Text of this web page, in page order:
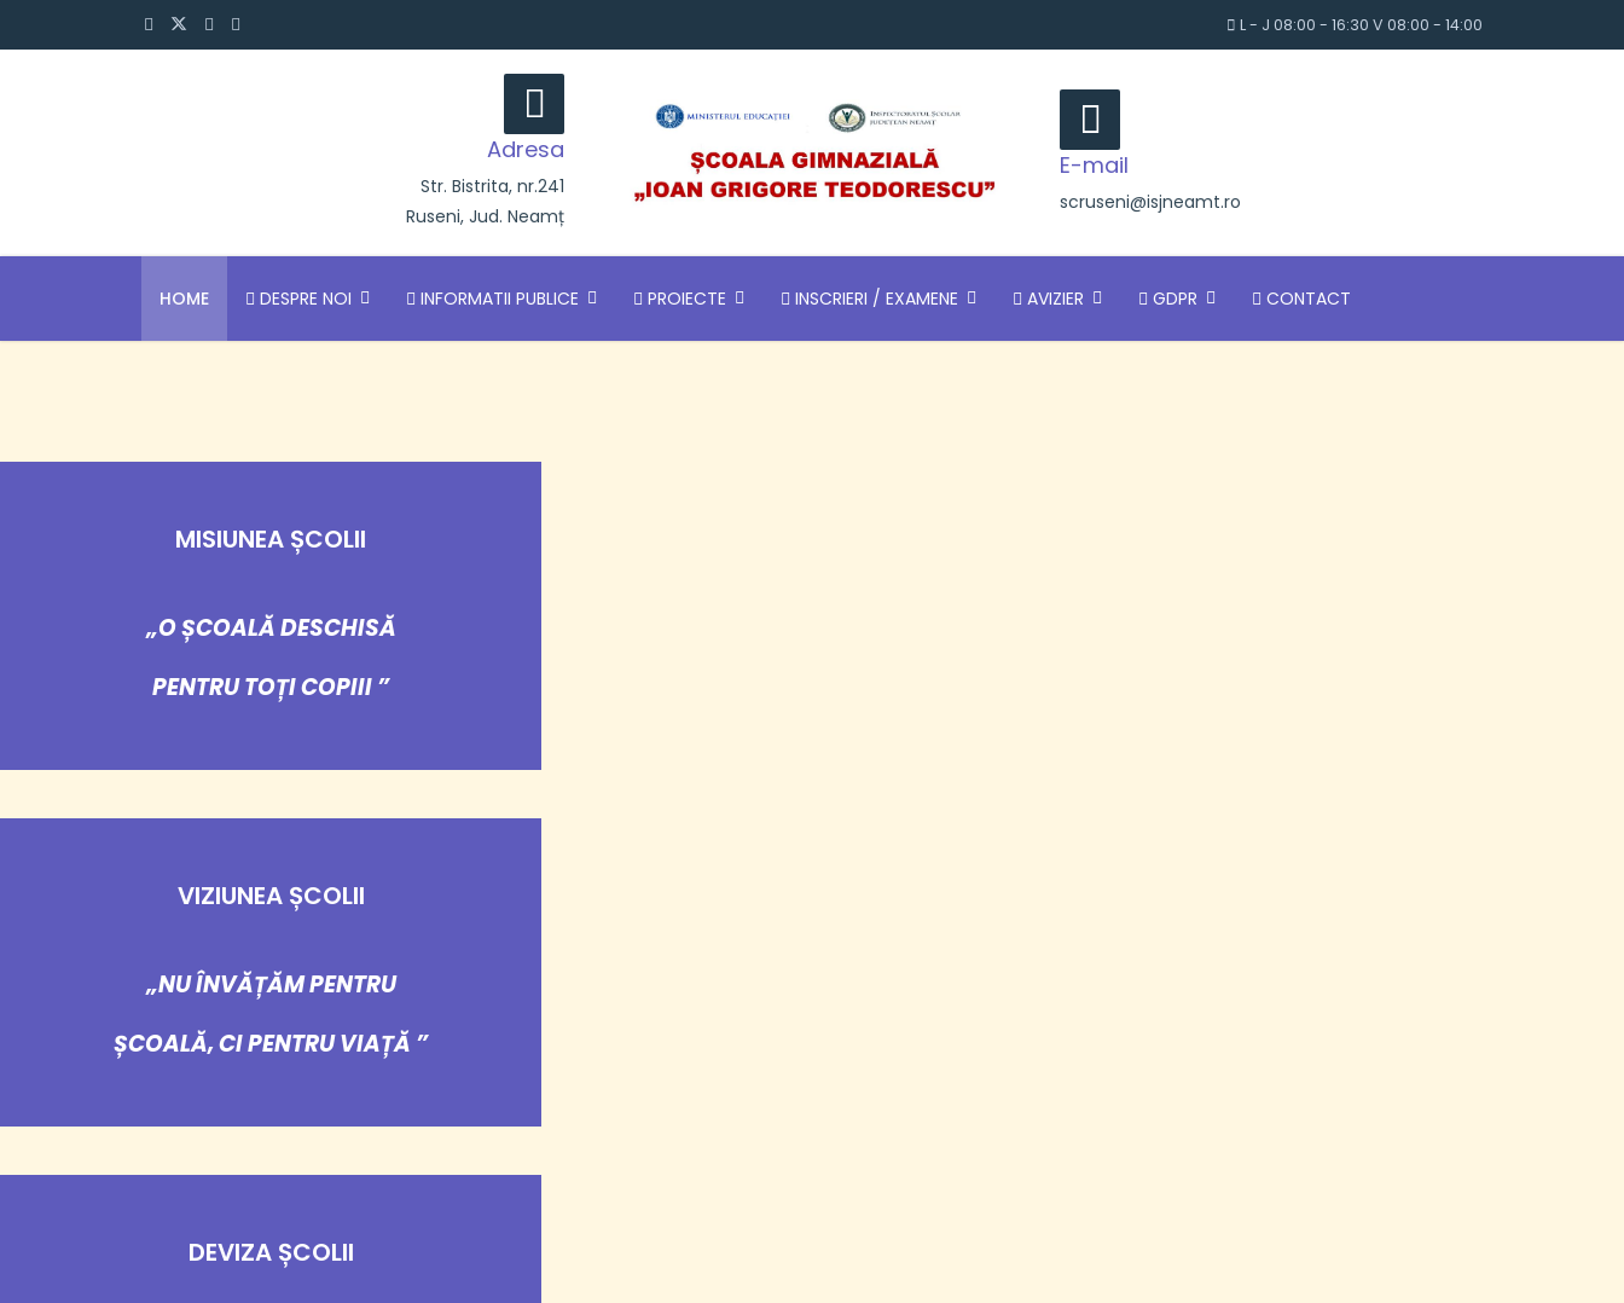
L - J 08:00 - 16:30 V 08:00 - 14:00
Adresa
Str. Bistrita, nr.241
Ruseni, Jud. Neamț
E-mail
scruseni@isjneamt.ro
HOME DESPRE NOI INFORMATII PUBLICE PROIECTE INSCRIERI / EXAMENE AVIZIER GDPR CONTACT
MISIUNEA ȘCOLII
„O ȘCOALĂ DESCHISĂ
PENTRU TOȚI COPIII ”
VIZIUNEA ȘCOLII
„NU ÎNVĂȚĂM PENTRU
ȘCOALĂ, CI PENTRU VIAȚĂ ”
DEVIZA ȘCOLII